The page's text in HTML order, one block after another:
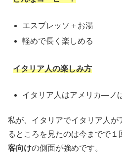
エスプレッソ＋お湯
軽めで長く楽しめる
イタリア人の楽しみ方
イタリア人はアメリカ―ノ
私が、イタリアでイタリア人が
るところを見たのは今までで１
客向けの側面が強めです。